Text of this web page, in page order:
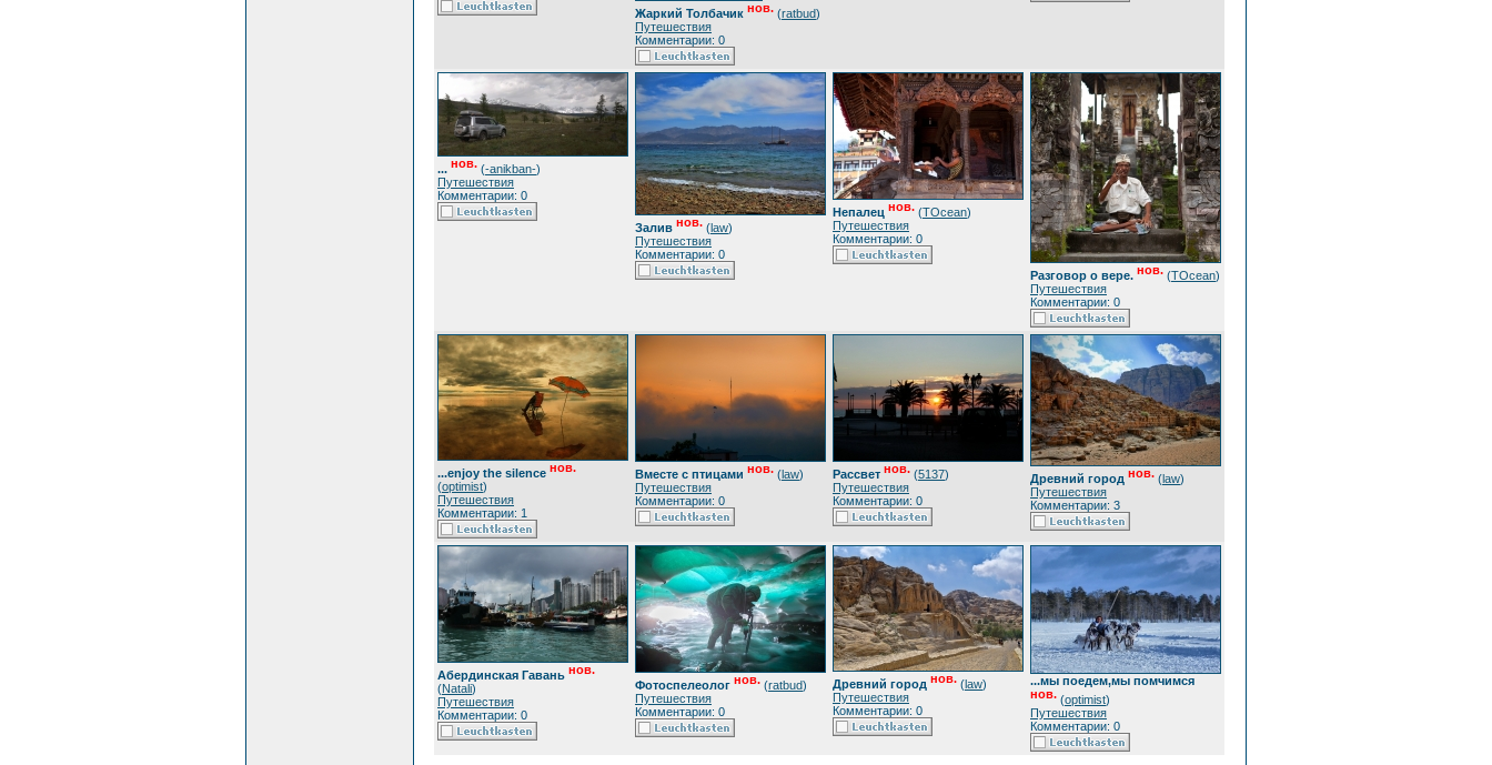
Жаркий Толбачик нов. (ratbud)
Путешествия
Комментарии: 0
... нов. (-anikban-)
Путешествия
Комментарии: 0
Залив нов. (law)
Путешествия
Комментарии: 0
Непалец нов. (TOcean)
Путешествия
Комментарии: 0
Разговор о вере. нов. (TOcean)
Путешествия
Комментарии: 0
...enjoy the silence нов.
(optimist)
Путешествия
Комментарии: 1
Вместе с птицами нов. (law)
Путешествия
Комментарии: 0
Рассвет нов. (5137)
Путешествия
Комментарии: 0
Древний город нов. (law)
Путешествия
Комментарии: 3
Абердинская Гавань нов.
(Natali)
Путешествия
Комментарии: 0
Фотоспелеолог нов. (ratbud)
Путешествия
Комментарии: 0
Древний город нов. (law)
Путешествия
Комментарии: 0
...мы поедем,мы помчимся
нов. (optimist)
Путешествия
Комментарии: 0